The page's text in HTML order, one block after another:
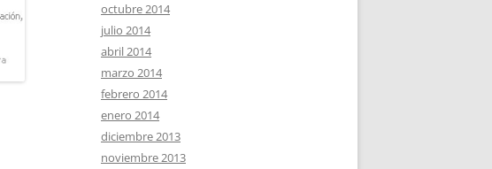
octubre 2014
julio 2014
abril 2014
marzo 2014
febrero 2014
enero 2014
diciembre 2013
noviembre 2013